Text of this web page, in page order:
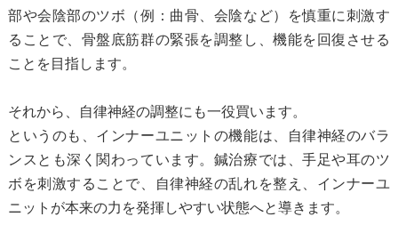
部や会陰部のツボ（例：曲骨、会陰など）を慎重に刺激す
ることで、骨盤底筋群の緊張を調整し、機能を回復させる
ことを目指します。
それから、自律神経の調整にも一役買います。
というのも、インナーユニットの機能は、自律神経のバラ
ンスとも深く関わっています。鍼治療では、手足や耳のツ
ボを刺激することで、自律神経の乱れを整え、インナーユ
ニットが本来の力を発揮しやすい状態へと導きます。